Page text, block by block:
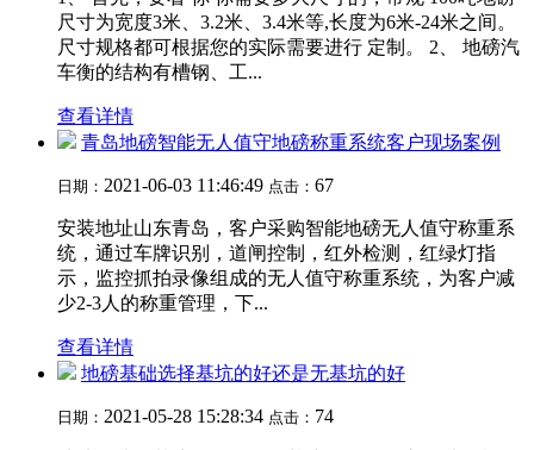
尺寸为宽度3米、3.2米、3.4米等,长度为6米-24米之间。
尺寸规格都可根据您的实际需要进行 定制。 2、 地磅汽
车衡的结构有槽钢、工...
查看详情
青岛地磅智能无人值守地磅称重系统客户现场案例
日期： 2021-06-03 11:46:49 点击： 67
安装地址山东青岛，客户采购智能地磅无人值守称重系
统，通过车牌识别，道闸控制，红外检测，红绿灯指
示，监控抓拍录像组成的无人值守称重系统，为客户减
少2-3人的称重管理，下...
查看详情
地磅基础选择基坑的好还是无基坑的好
日期： 2021-05-28 15:28:34 点击： 74